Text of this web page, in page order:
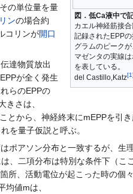
図．低Ca液中で
カエル神経筋接
記録されたEPP
グラムのピーク
マゼンタの実線
を表している。
del Castillo,Katz[1]
の単位量を量
ンの場合約
コリンが開口
達物質放出
が全く発生
らのEPPの
きさは、
とから、神経終末にmEPPを引
を量子仮説と呼ぶ。
アソン分布と一致するが、生
、二項分布は特別な条件下（こ
所、活動電位が起こった時の個
値mは、